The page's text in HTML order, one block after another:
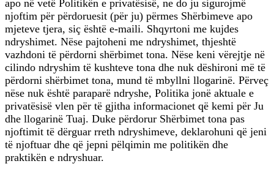
apo në vetë Politikën e privatësisë, ne do ju sigurojmë
njoftim për përdoruesit (për ju) përmes Shërbimeve apo
mjeteve tjera, siç është e-maili. Shqyrtoni me kujdes
ndryshimet. Nëse pajtoheni me ndryshimet, thjeshtë
vazhdoni të përdorni shërbimet tona. Nëse keni vërejtje në
cilindo ndryshim të kushteve tona dhe nuk dëshironi më të
përdorni shërbimet tona, mund të mbyllni llogarinë. Përveç
nëse nuk është paraparë ndryshe, Politika jonë aktuale e
privatësisë vlen për të gjitha informacionet që kemi për Ju
dhe llogarinë Tuaj. Duke përdorur Shërbimet tona pas
njoftimit të dërguar rreth ndryshimeve, deklarohuni që jeni
të njoftuar dhe që jepni pëlqimin me politikën dhe
praktikën e ndryshuar.